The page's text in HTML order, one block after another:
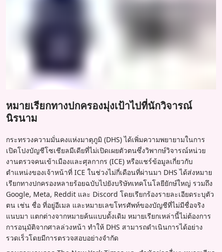
หมายเรียกทางปกครองมุ่งเป้าไปที่นักวิจารณ์
นิรนาม
กระทรวงความมั่นคงแห่งมาตุภูมิ (DHS) ได้เพิ่มความพยายามในการ
เปิดโปงบัญชีโซเชียลมีเดียที่ไม่เปิดเผยตัวตนซึ่งวิพากษ์วิจารณ์หน่วย
งานตรวจคนเข้าเมืองและศุลกากร (ICE) หรือแชร์ข้อมูลเกี่ยวกับ
ตำแหน่งของเจ้าหน้าที่ ICE ในช่วงไม่กี่เดือนที่ผ่านมา DHS ได้ส่งหมาย
เรียกทางปกครองหลายร้อยฉบับไปยังบริษัทเทคโนโลยียักษ์ใหญ่ รวมถึง
Google, Meta, Reddit และ Discord โดยเรียกร้องรายละเอียดระบุตัว
ตน เช่น ชื่อ ที่อยู่อีเมล และหมายเลขโทรศัพท์ของบัญชีที่ไม่มีชื่อจริง
แนบมา แตกต่างจากหมายค้นแบบดั้งเดิม หมายเรียกเหล่านี้ไม่ต้องการ
การอนุมัติจากศาลล่วงหน้า ทำให้ DHS สามารถดำเนินการได้อย่าง
รวดเร็วโดยมีการตรวจสอบอย่างจำกัด